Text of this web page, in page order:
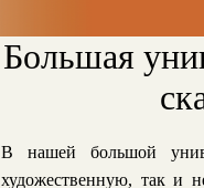
Большая
В нашей большой
художественную, так и